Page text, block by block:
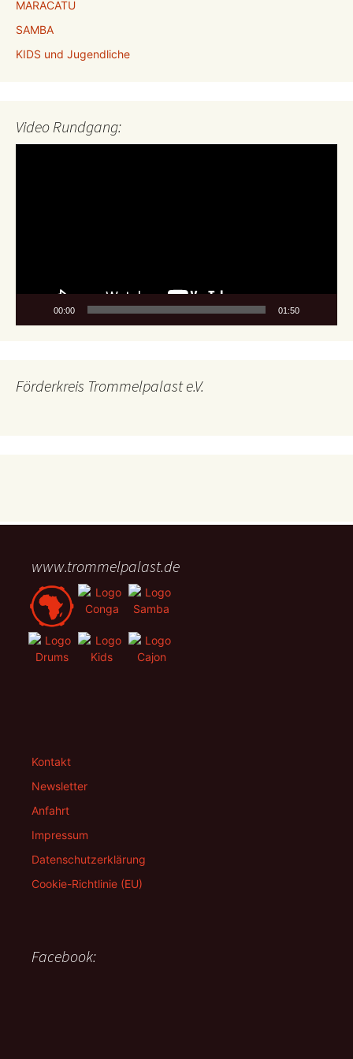
MARACATU
SAMBA
KIDS und Jugendliche
Video Rundgang:
00:00 01:50
Förderkreis Trommelpalast e.V.
www.trommelpalast.de
Kontakt
Newsletter
Anfahrt
Impressum
Datenschutzerklärung
Cookie-Richtlinie (EU)
Facebook: